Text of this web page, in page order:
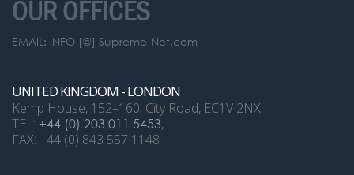
OUR OFFICES
EMAIL: INFO [@] Supreme-Net.com
UNITED KINGDOM - LONDON
Kemp House, 152–160, City Road, EC1V 2NX
TEL: +44 (0) 203 011 5453,
FAX: +44 (0) 843 557 1148